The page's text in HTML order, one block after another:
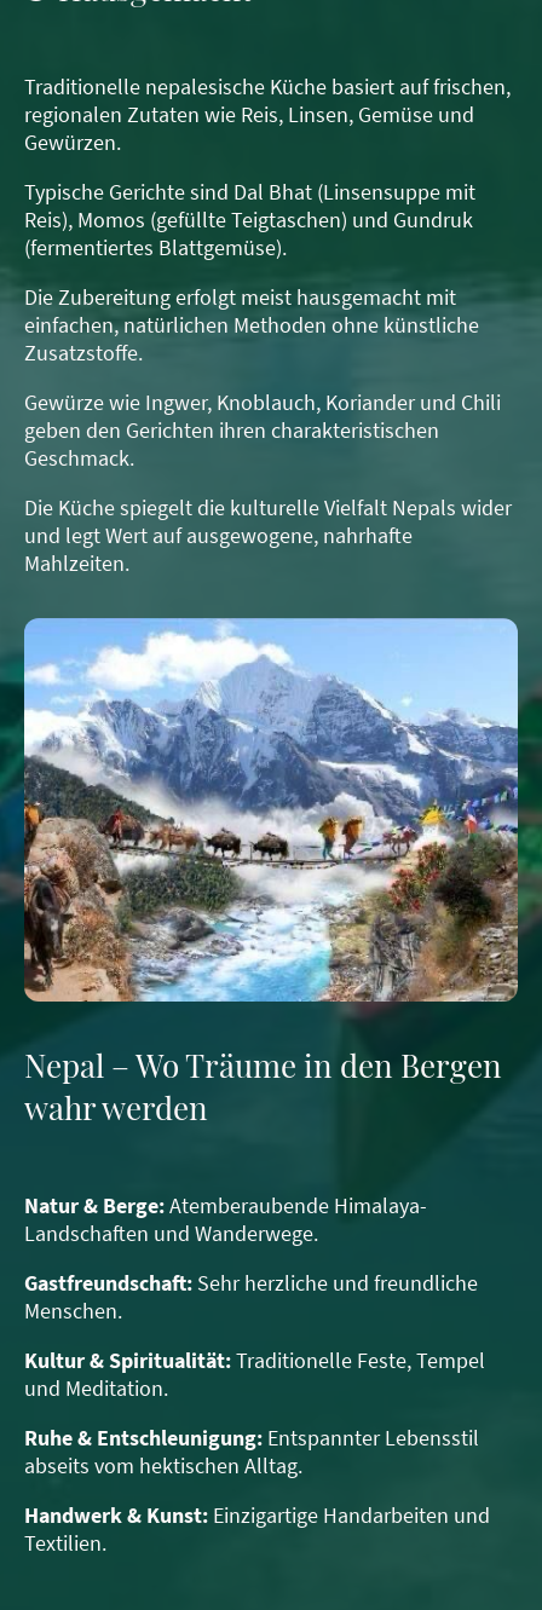
Traditionelle nepalesische Küche basiert auf frischen,
regionalen Zutaten wie Reis, Linsen, Gemüse und
Gewürzen.
Typische Gerichte sind Dal Bhat (Linsensuppe mit
Reis), Momos (gefüllte Teigtaschen) und Gundruk
(fermentiertes Blattgemüse).
Die Zubereitung erfolgt meist hausgemacht mit
einfachen, natürlichen Methoden ohne künstliche
Zusatzstoffe.
Gewürze wie Ingwer, Knoblauch, Koriander und Chili
geben den Gerichten ihren charakteristischen
Geschmack.
Die Küche spiegelt die kulturelle Vielfalt Nepals wider
und legt Wert auf ausgewogene, nahrhafte
Mahlzeiten.
Nepal – Wo Träume in den Bergen
wahr werden
Natur & Berge:Atemberaubende Himalaya-
Landschaften und Wanderwege.
Gastfreundschaft: Sehr herzliche und freundliche
Menschen.
Kultur & Spiritualität:Traditionelle Feste, Tempel
und Meditation.
Ruhe & Entschleunigung: Entspannter Lebensstil
abseits vom hektischen Alltag.
Handwerk & Kunst: Einzigartige Handarbeiten und
Textilien.